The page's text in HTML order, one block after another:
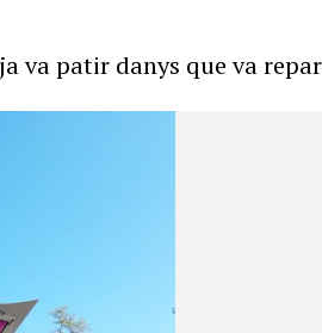
va patir danys que va